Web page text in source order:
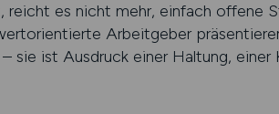
es nicht mehr, einfach offene
Arbeitgeber
ist Ausdruck einer Haltung, einer